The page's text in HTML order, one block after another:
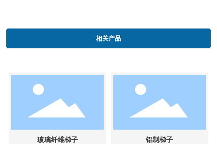
相关产品
玻璃纤维梯子 铝制梯子